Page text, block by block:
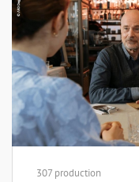
307 production